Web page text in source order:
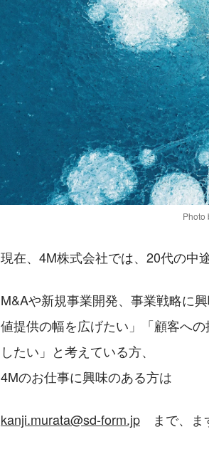
Photo
現在、4M株式会社では、20代の中
M&Aや新規事業開発、事業戦略に
値提供の幅を広げたい」「顧客へ
したい」と考えている方、
4Mのお仕事に興味のある方は
kanji.murata@sd-form.jp まで、ま